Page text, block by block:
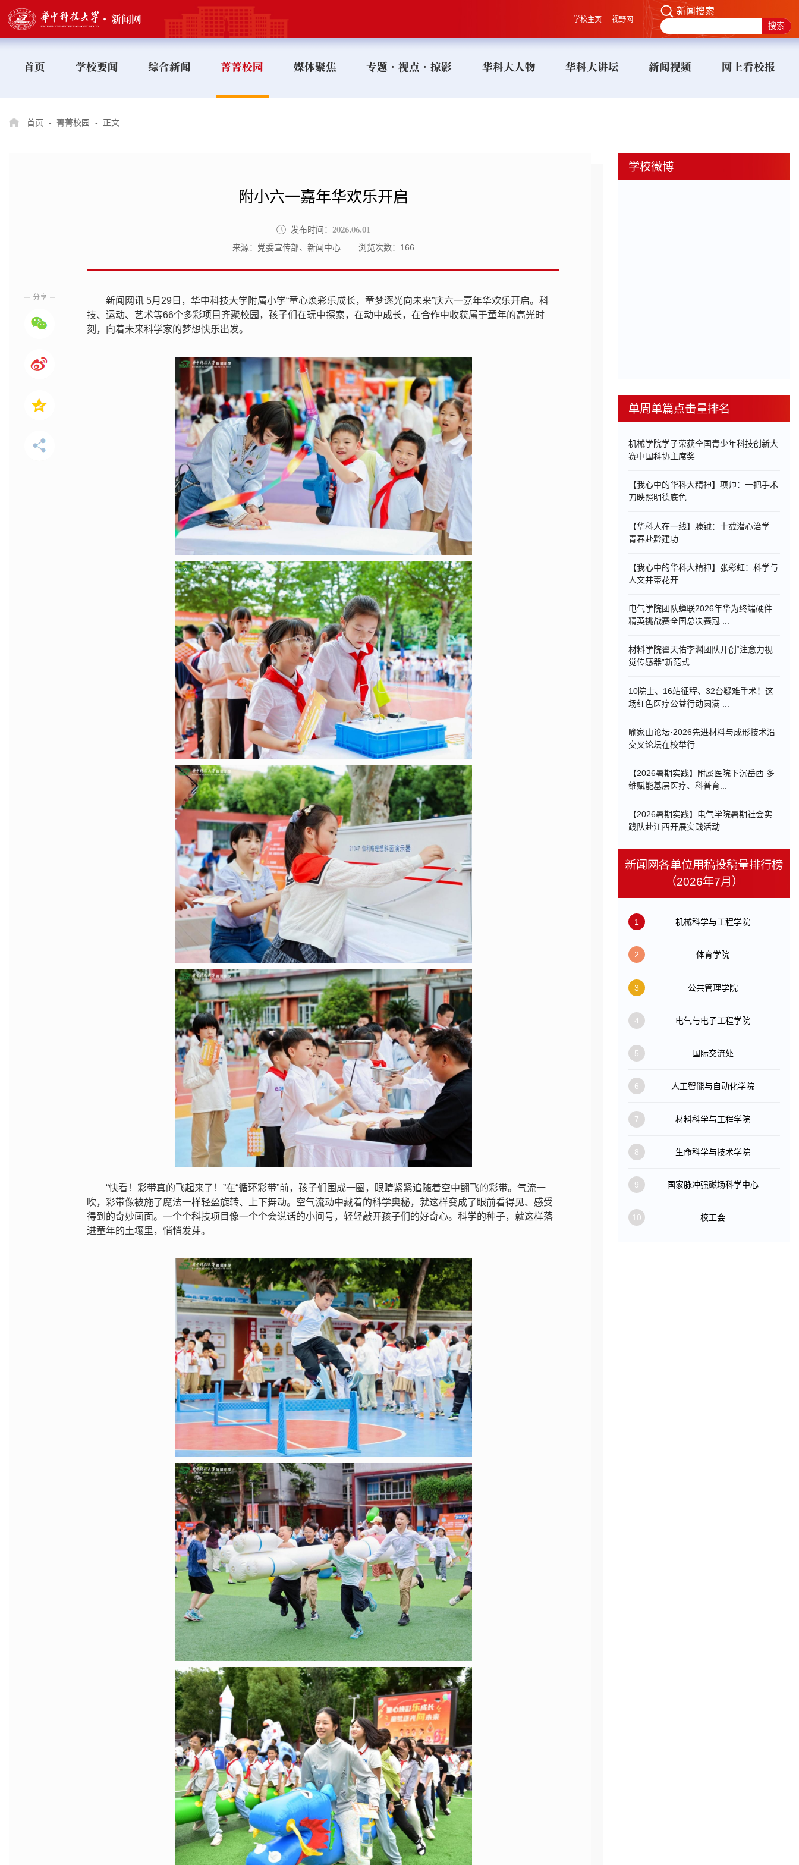
学校主页 视野网
新闻搜索
首页 学校要闻 综合新闻 菁菁校园 媒体聚焦 专题•视点•掠影 华科大人物 华科大讲坛 新闻视频 网上看校报
首页 - 菁菁校园 - 正文
附小六一嘉年华欢乐开启
发布时间： 2026.06.01
来源：党委宣传部、新闻中心 浏览次数： 166
新闻网讯 5月29日，华中科技大学附属小学“童心焕彩乐成长，童梦逐光向未来”庆六一嘉年华欢乐开启。科
技、运动、艺术等66个多彩项目齐聚校园，孩子们在玩中探索，在动中成长，在合作中收获属于童年的高光时
刻，向着未来科学家的梦想快乐出发。
“快看！彩带真的飞起来了！”在“循环彩带”前，孩子们围成一圈，眼睛紧紧追随着空中翻飞的彩带。气流一
吹，彩带像被施了魔法一样轻盈旋转、上下舞动。空气流动中藏着的科学奥秘，就这样变成了眼前看得见、感受
得到的奇妙画面。一个个科技项目像一个个会说话的小问号，轻轻敲开孩子们的好奇心。科学的种子，就这样落
进童年的土壤里，悄悄发芽。
分享
学校微博
单周单篇点击量排名
机械学院学子荣获全国青少年科技创新大
赛中国科协主席奖
【我心中的华科大精神】项帅：一把手术
刀映照明德底色
【华科人在一线】滕钺：十载潜心治学
青春赴黔建功
【我心中的华科大精神】张彩虹：科学与
人文并蒂花开
电气学院团队蝉联2026年华为终端硬件
精英挑战赛全国总决赛冠 ...
材料学院翟天佑李渊团队开创“注意力视
觉传感器”新范式
10院士、16站征程、32台疑难手术！这
场红色医疗公益行动圆满 ...
喻家山论坛·2026先进材料与成形技术沿
交叉论坛在校举行
【2026暑期实践】附属医院下沉岳西 多
维赋能基层医疗、科普育...
【2026暑期实践】电气学院暑期社会实
践队赴江西开展实践活动
新闻网各单位用稿投稿量排行榜
（2026年7月）
1 机械科学与工程学院
2 体育学院
3 公共管理学院
4 电气与电子工程学院
5 国际交流处
6 人工智能与自动化学院
7 材料科学与工程学院
8 生命科学与技术学院
9 国家脉冲强磁场科学中心
10 校工会